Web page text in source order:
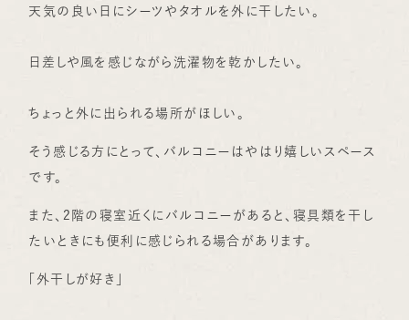
天気の良い日にシーツやタオルを外に干したい。
日差しや風を感じながら洗濯物を乾かしたい。
ちょっと外に出られる場所がほしい。
そう感じる方にとって、バルコニーはやはり嬉しいスペース
です。
また、2階の寝室近くにバルコニーがあると、寝具類を干し
たいときにも便利に感じられる場合があります。
「外干しが好き」